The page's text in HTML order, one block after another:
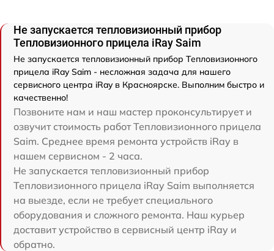
Не запускается тепловизионный прибор
Тепловизионного прицела iRay Saim
Не запускается тепловизионный прибор Тепловизионного
прицела iRay Saim - несложная задача для нашего
сервисного центра iRay в Красноярске. Выполним быстро и
качественно!
Позвоните нам и наш мастер проконсультирует и
озвучит стоимость работ Тепловизионного прицела
Saim. Среднее время ремонта устройств iRay в
нашем сервисном - 2 часа.
Не запускается тепловизионный прибор
Тепловизионного прицела iRay Saim выполняется
на выезде, если не требует специального
оборудования и сложного ремонта. Наш курьер
доставит устройство в сервисный центр iRay и
обратно.